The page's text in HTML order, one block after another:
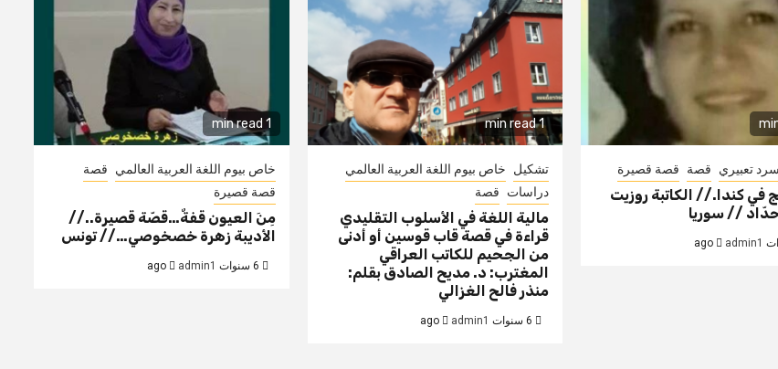
سرد تعبيري قصة قصة قصيرة
في كندا.// الكاتبة روزيت
// سوريا
admin1
1 min read
تشكيل
خاص بيوم اللغة العربية العالمي
دراسات
قصة
مالية اللغة في الأسلوب التقليدي
قراءة في قصة قاب قوسين أو أدنى
من الجحيم للكاتب العراقي
المغترب: د. مديح الصادق بقلم:
منذر فالح الغزالي
admin1
1 min read
خاص بيوم اللغة العربية العالمي
قصة
قصة قصيرة
مِنَ العيون قفةٌ…قصّة قصيرة..//
الأديبة زهرة خصخوصي…// تونس
admin1